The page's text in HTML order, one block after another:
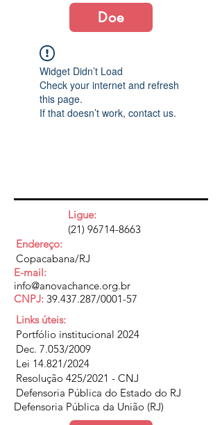
Doe
Widget Didn’t Load
Check your internet and refresh
this page.
If that doesn’t work, contact us.
Ligue:
(21) 96714-8663
Endereço:
Copacabana/RJ
E-mail:
info@anovachance.org.br
CNPJ: 39.437.287/0001-57
Links úteis:
Portfólio institucional 2024
Dec. 7.053/2009
Lei 14.821/2024
Resolução 425/2021 - CNJ
Defensoria Pública do Estado do RJ
Defensoria Pública da União (RJ)